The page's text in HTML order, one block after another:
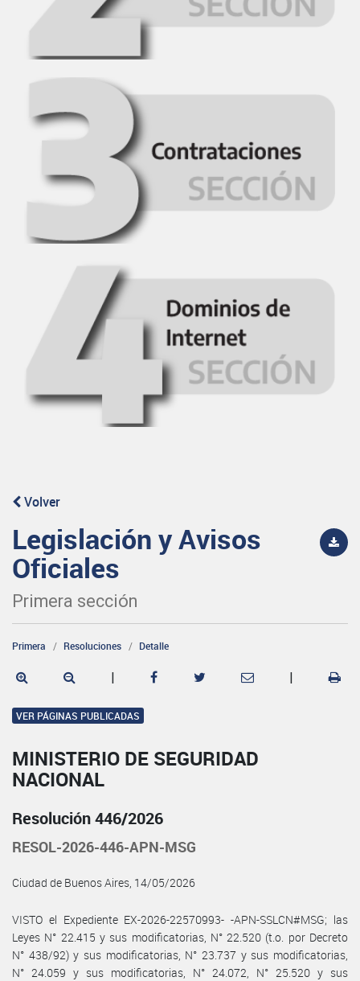
Volver
Legislación y Avisos
Oficiales
Primera sección
Primera Resoluciones Detalle
| |
VER PÁGINAS PUBLICADAS
MINISTERIO DE SEGURIDAD
NACIONAL
Resolución 446/2026
RESOL-2026-446-APN-MSG
Ciudad de Buenos Aires, 14/05/2026
VISTO el Expediente EX-2026-22570993- -APN-SSLCN#MSG; las
Leyes N° 22.415 y sus modificatorias, N° 22.520 (t.o. por Decreto
N° 438/92) y sus modificatorias, N° 23.737 y sus modificatorias,
N° 24.059 y sus modificatorias, N° 24.072, N° 25.520 y sus